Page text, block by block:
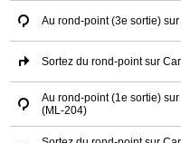
Au rond-point (3e sortie) sur
Sortez du rond-point sur
Au rond-point (1e sortie)
(ML-204)